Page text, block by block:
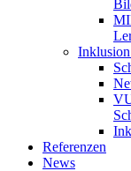
Referenzen
News